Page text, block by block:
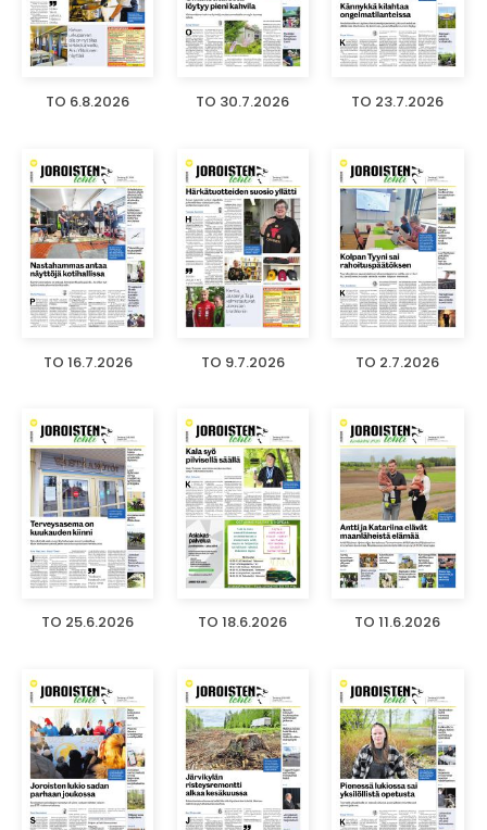
TO 6.8.2026 TO 30.7.2026 TO 23.7.2026
TO 16.7.2026 TO 9.7.2026 TO 2.7.2026
TO 25.6.2026 TO 18.6.2026 TO 11.6.2026